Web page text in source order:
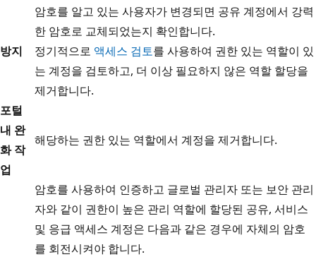
방지
암호를 알고 있는 사용자가 변경되면 공유 계정에서 강력
한 암호로 교체되었는지 확인합니다.
정기적으로 액세스 검토를 사용하여 권한 있는 역할이 있
는 계정을 검토하고, 더 이상 필요하지 않은 역할 할당을
제거합니다.
포털
내 완
화 작
업
해당하는 권한 있는 역할에서 계정을 제거합니다.
암호를 사용하여 인증하고 글로벌 관리자 또는 보안 관리
자와 같이 권한이 높은 관리 역할에 할당된 공유, 서비스
및 응급 액세스 계정은 다음과 같은 경우에 자체의 암호
를 회전시켜야 합니다.